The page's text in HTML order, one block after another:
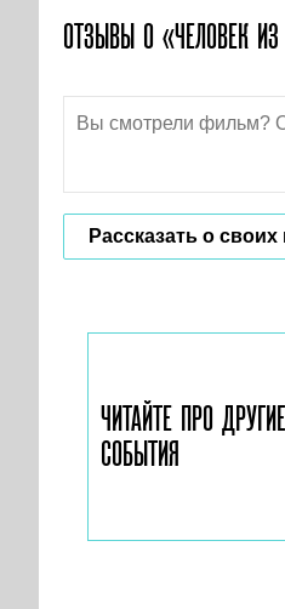
ОТЗЫВЫ О «ЧЕЛОВЕК
Рассказать о
ЧИТАЙТЕ ПРО ДРУГИЕ
СОБЫТИЯ